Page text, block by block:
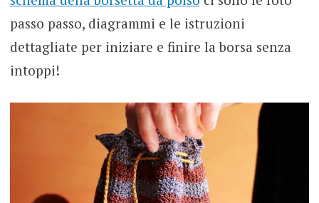
passo passo, diagrammi e le istruzioni
dettagliate per iniziare e finire la borsa senza
intoppi!